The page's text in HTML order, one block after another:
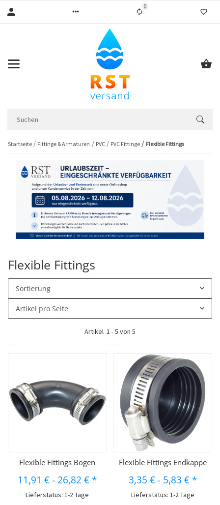
0Liste ist leer
Startseite Fittinge & Armaturen PVC PVC Fittinge Flexible Fittings
Flexible Fittings
Sortierung
Artikel pro Seite
Artikel 1 -5 von 5
Flexible Fittings Bogen
11,91 €- 26,82 € *
Lieferstatus: 1-2 Tage
Flexible Fittings Endkappe
3,35 €- 5,83 € *
Lieferstatus: 1-2 Tage